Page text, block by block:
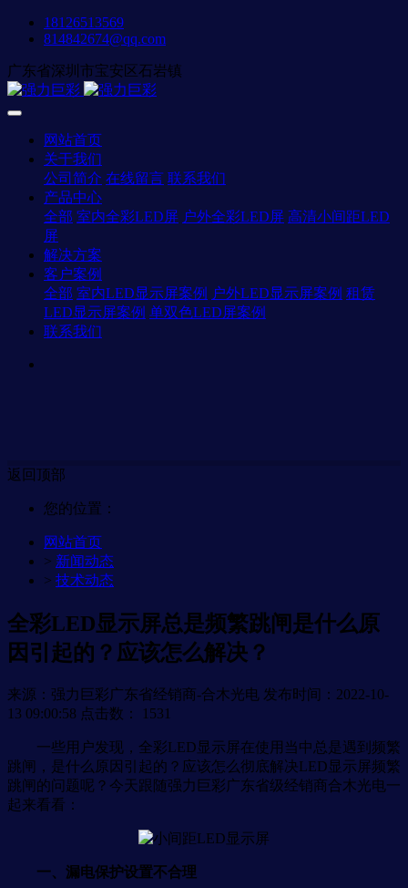
18126513569
814842674@qq.com
广东省深圳市宝安区石岩镇
网站首页
关于我们
公司简介 在线留言 联系我们
产品中心
全部 室内全彩LED屏 户外全彩LED屏 高清小间距LED
屏
解决方案
客户案例
全部 室内LED显示屏案例 户外LED显示屏案例 租赁
LED显示屏案例 单双色LED屏案例
联系我们
返回顶部
您的位置：
网站首页
> 新闻动态
> 技术动态
全彩LED显示屏总是频繁跳闸是什么原
因引起的？应该怎么解决？
来源：强力巨彩广东省经销商-合木光电 发布时间：2022-10-
13 09:00:58 点击数： 1531
一些用户发现，全彩LED显示屏在使用当中总是遇到频繁
跳闸，是什么原因引起的？应该怎么彻底解决LED显示屏频繁
跳闸的问题呢？今天跟随强力巨彩广东省级经销商合木光电一
起来看看：
一、漏电保护设置不合理